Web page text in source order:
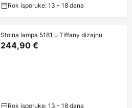
Rok isporuke: 13 - 18 dana
Stolna lampa 5181 u Tiffany dizajnu
244,90 €
Rok isporuke: 13 - 18 dana